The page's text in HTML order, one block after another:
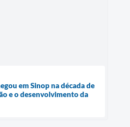
em Sinop na década de
e o desenvolvimento da